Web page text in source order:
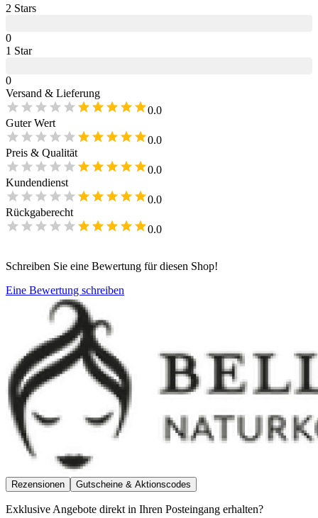
2 Stars
0
1 Star
0
Versand & Lieferung
0.0
Guter Wert
0.0
Preis & Qualität
0.0
Kundendienst
0.0
Rückgaberecht
0.0
Schreiben Sie eine Bewertung für diesen Shop!
Eine Bewertung schreiben
Rezensionen Gutscheine & Aktionscodes
Exklusive Angebote direkt in Ihren Posteingang erhalten?